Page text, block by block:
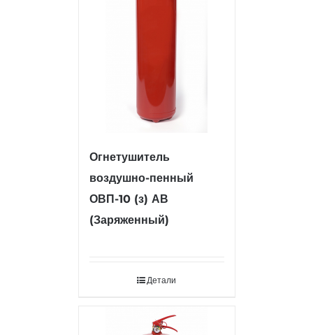
Огнетушитель
воздушно-пенный
ОВП-10 (з) АВ
(Заряженный)
Детали